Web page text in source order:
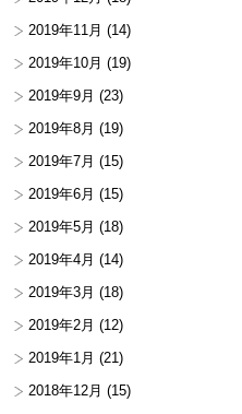
2019年11月 (14)
2019年10月 (19)
2019年9月 (23)
2019年8月 (19)
2019年7月 (15)
2019年6月 (15)
2019年5月 (18)
2019年4月 (14)
2019年3月 (18)
2019年2月 (12)
2019年1月 (21)
2018年12月 (15)